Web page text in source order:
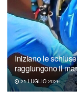
Iniziano le
raggiungono il
21 LUGLIO 2026